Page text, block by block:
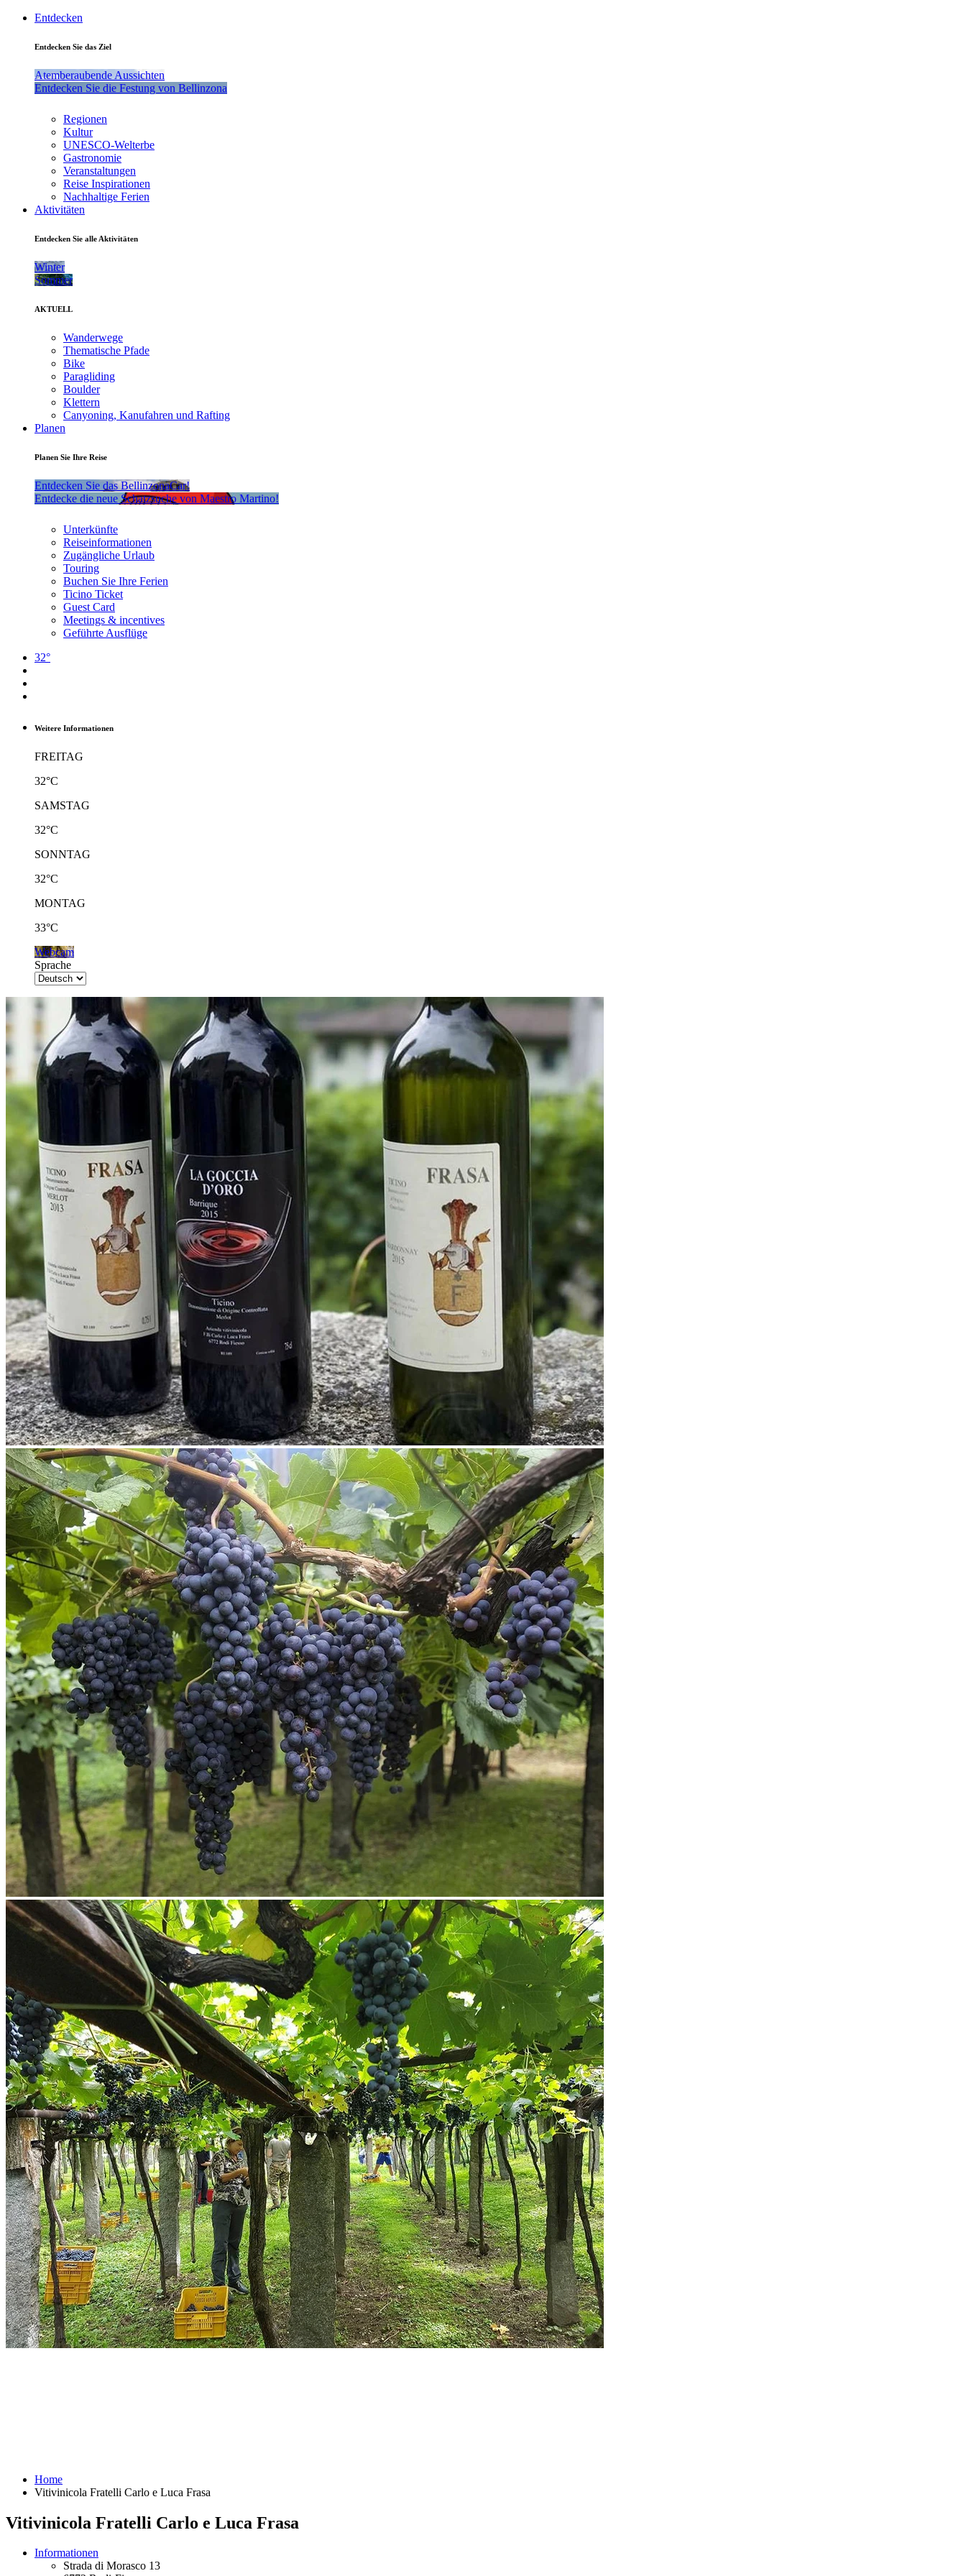
Entdecken
Entdecken Sie das Ziel
Atemberaubende Aussichten
Entdecken Sie die Festung von Bellinzona
Regionen
Kultur
UNESCO-Welterbe
Gastronomie
Veranstaltungen
Reise Inspirationen
Nachhaltige Ferien
Aktivitäten
Entdecken Sie alle Aktivitäten
Winter
Sommer
AKTUELL
Wanderwege
Thematische Pfade
Bike
Paragliding
Boulder
Klettern
Canyoning, Kanufahren und Rafting
Planen
Planen Sie Ihre Reise
Entdecken Sie das BellinzonaCar!
Entdecke die neue Schatzsuche von Maestro Martino!
Unterkünfte
Reiseinformationen
Zugängliche Urlaub
Touring
Buchen Sie Ihre Ferien
Ticino Ticket
Guest Card
Meetings & incentives
Geführte Ausflüge
32°
Weitere Informationen
FREITAG
32°C
SAMSTAG
32°C
SONNTAG
32°C
MONTAG
33°C
Webcam
Sprache
Home
Vitivinicola Fratelli Carlo e Luca Frasa
Vitivinicola Fratelli Carlo e Luca Frasa
Informationen
Strada di Morasco 13